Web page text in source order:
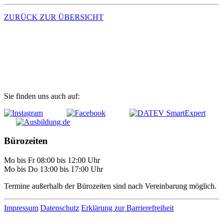
ZURÜCK ZUR ÜBERSICHT
Sie finden uns auch auf:
Bürozeiten
Mo bis Fr 08:00 bis 12:00 Uhr
Mo bis Do 13:00 bis 17:00 Uhr
Termine außerhalb der Bürozeiten sind nach Vereinbarung möglich.
Impressum Datenschutz Erklärung zur Barrierefreiheit